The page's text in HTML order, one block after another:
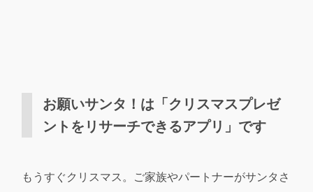
お願いサンタ！は「クリスマスプレゼ
ントをリサーチできるアプリ」です
もうすぐクリスマス。ご家族やパートナーがサンタさ